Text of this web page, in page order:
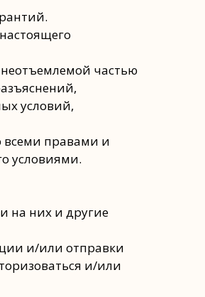
частью
условий,
всеми правами и
условиями.
на них и другие
и/или отправки
и/или